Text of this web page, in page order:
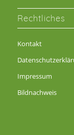
Rechtliches
Kontakt
Impressum
Bildnachweis